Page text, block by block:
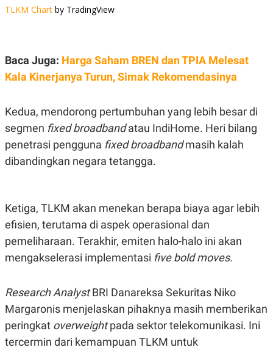
A
A
G
K
A
N
T
V
L
U
S
K
N
T
A
N
D
E
M
Y
P
E
S
S
R
A
S
E
.
D
TLKM Chart by TradingView
Baca Juga: Harga Saham BREN dan TPIA Melesat
Kala Kinerjanya Turun, Simak Rekomendasinya
Kedua, mendorong pertumbuhan yang lebih besar di
segmen fixed broadbandatau IndiHome. Heri bilang
penetrasi pengguna fixed broadbandmasih kalah
dibandingkan negara tetangga.
Ketiga, TLKM akan menekan berapa biaya agar lebih
efisien, terutama di aspek operasional dan
pemeliharaan. Terakhir, emiten halo-halo ini akan
mengakselerasi implementasi five bold moves.
Research AnalystBRI Danareksa Sekuritas Niko
Margaronis menjelaskan pihaknya masih memberikan
peringkat overweightpada sektor telekomunikasi. Ini
tercermin dari kemampuan TLKM untuk